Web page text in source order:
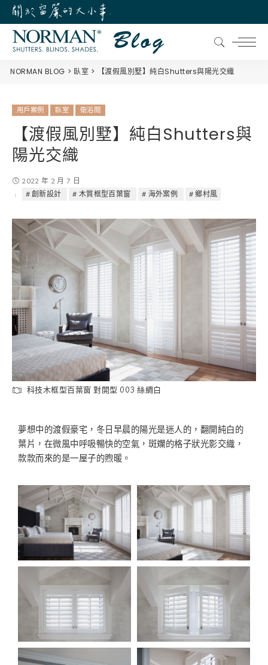
NORMAN BLOG 臥室 【渡假風別墅】純白Shutters與陽光交織
用戶案例 臥室 衛浴間
【渡假風別墅】純白Shutters與
陽光交織
2022 年 2 月 7 日
創新設計
木質框型百葉窗 海外案例 鄉村風
科技木框型百葉窗 對開型 003 絲綢白
夢想中的渡假豪宅，冬日早晨的陽光是迷人的，翻開純白的
葉片，在微風中呼吸暢快的空氣，斑斕的格子狀光影交織，
款款而來的是一屋子的煦暖。